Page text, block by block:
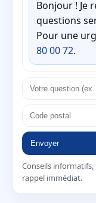
Bonjour ! Je
questions
Pour une
80 00 72.
Envoyer
Conseils
rappel immédiat.